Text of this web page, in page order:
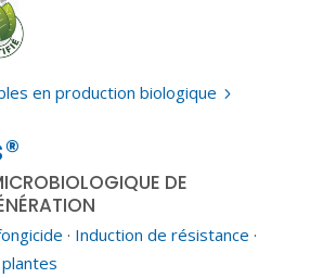
en production biologique 5
DE
· Induction de résistance ·